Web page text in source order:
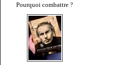
Pourquoi combattre ?